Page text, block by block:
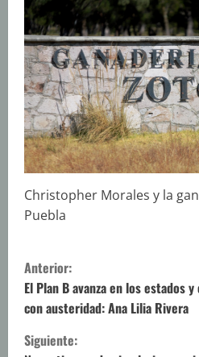
Christopher Morales y la
Puebla
S
i
g
Anterior:
El Plan B avanza en los estados
con austeridad: Ana Lilia Rivera
Siguiente: